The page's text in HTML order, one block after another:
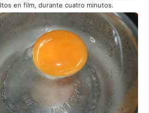
en film, durante cuatro minutos.